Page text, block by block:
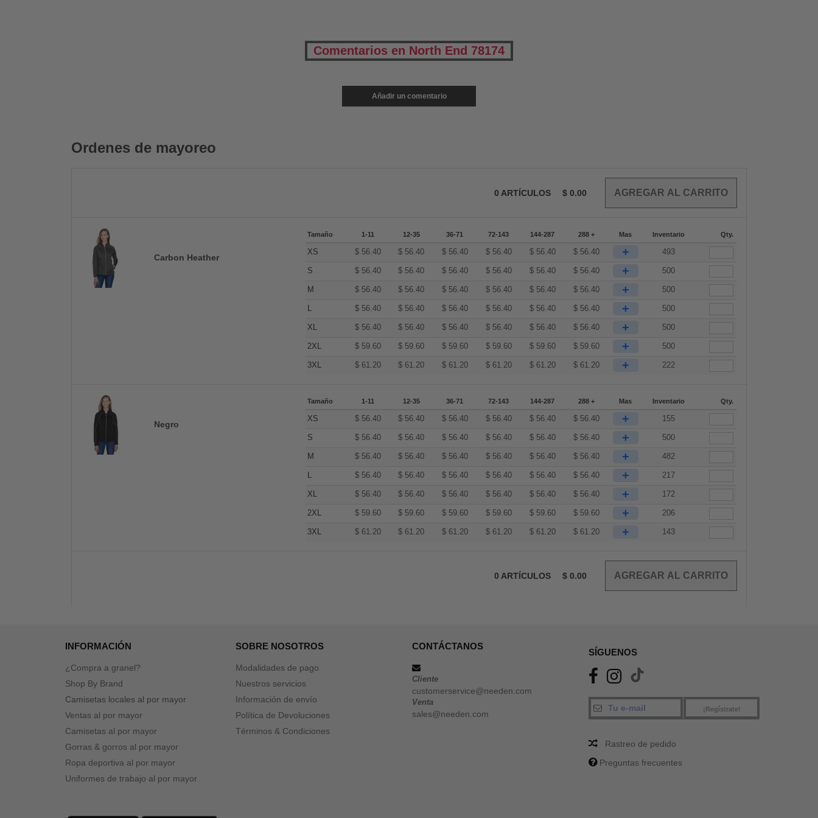
Comentarios en North End 78174
Añadir un comentario
Ordenes de mayoreo
0 ARTÍCULOS $ 0.00
Carbon Heather
Tamaño 1-11 12-35 36-71 72-143 144-287 288 + Mas Inventario Qty.
XS $ 56.40 $ 56.40 $ 56.40 $ 56.40 $ 56.40 $ 56.40 + 493
S $ 56.40 $ 56.40 $ 56.40 $ 56.40 $ 56.40 $ 56.40 + 500
M $ 56.40 $ 56.40 $ 56.40 $ 56.40 $ 56.40 $ 56.40 + 500
L $ 56.40 $ 56.40 $ 56.40 $ 56.40 $ 56.40 $ 56.40 + 500
XL $ 56.40 $ 56.40 $ 56.40 $ 56.40 $ 56.40 $ 56.40 + 500
2XL $ 59.60 $ 59.60 $ 59.60 $ 59.60 $ 59.60 $ 59.60 + 500
3XL $ 61.20 $ 61.20 $ 61.20 $ 61.20 $ 61.20 $ 61.20 + 222
Negro
Tamaño 1-11 12-35 36-71 72-143 144-287 288 + Mas Inventario Qty.
XS $ 56.40 $ 56.40 $ 56.40 $ 56.40 $ 56.40 $ 56.40 + 155
S $ 56.40 $ 56.40 $ 56.40 $ 56.40 $ 56.40 $ 56.40 + 500
M $ 56.40 $ 56.40 $ 56.40 $ 56.40 $ 56.40 $ 56.40 + 482
L $ 56.40 $ 56.40 $ 56.40 $ 56.40 $ 56.40 $ 56.40 + 217
XL $ 56.40 $ 56.40 $ 56.40 $ 56.40 $ 56.40 $ 56.40 + 172
2XL $ 59.60 $ 59.60 $ 59.60 $ 59.60 $ 59.60 $ 59.60 + 206
3XL $ 61.20 $ 61.20 $ 61.20 $ 61.20 $ 61.20 $ 61.20 + 143
0 ARTÍCULOS $ 0.00
INFORMACIÓN
¿Compra a granel?
Shop By Brand
Camisetas locales al por mayor
Ventas al por mayor
Camisetas al por mayor
Gorras & gorros al por mayor
Ropa deportiva al por mayor
Uniformes de trabajo al por mayor
SOBRE NOSOTROS
Modalidades de pago
Nuestros servicios
Información de envío
Política de Devoluciones
Términos & Condiciones
CONTÁCTANOS
Cliente
customerservice@needen.com
Venta
sales@needen.com
SÍGUENOS
¡Regístrate!
Rastreo de pedido
Preguntas frecuentes